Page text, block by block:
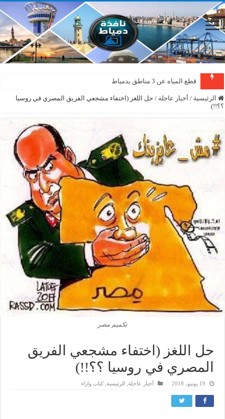
قطع المياه عن 3 مناطق بدمياط
الرئيسية / أخبار عاجلة / حل اللغز (اختفاء مشجعي الفريق المصري في روسيا
؟؟!!)
تكميم مصر
حل اللغز (اختفاء مشجعي الفريق
المصري في روسيا ؟؟!!)
19 يونيو، 2018 أخبار عاجلة الرئيسية ,كتاب واراء